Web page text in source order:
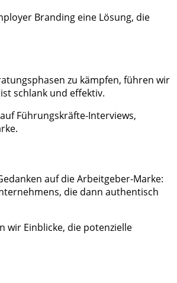
Branding eine Lösung, die
zu kämpfen, führen wir
schlank und effektiv.
Führungskräfte-Interviews,
auf die Arbeitgeber-Marke:
die dann authentisch
wir Einblicke, die potenzielle